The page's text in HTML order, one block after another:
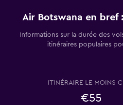
Air Botswana en bref
Informations sur la durée des
itinéraires populaires
ITINÉRAIRE LE MOINS
€55